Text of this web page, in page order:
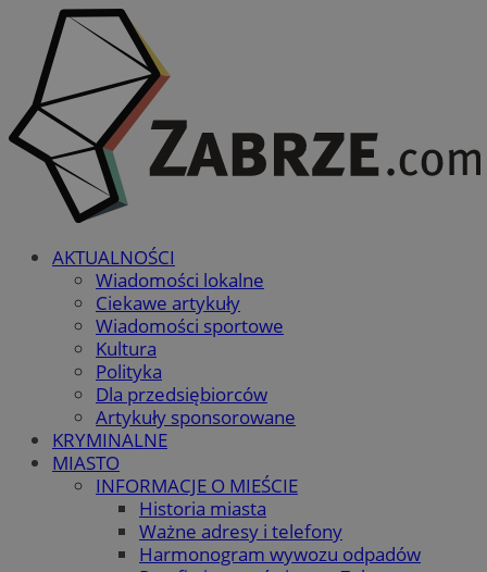
AKTUALNOŚCI
Wiadomości lokalne
Ciekawe artykuły
Wiadomości sportowe
Kultura
Polityka
Dla przedsiębiorców
Artykuły sponsorowane
KRYMINALNE
MIASTO
INFORMACJE O MIEŚCIE
Historia miasta
Ważne adresy i telefony
Harmonogram wywozu odpadów